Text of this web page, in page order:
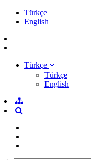
Türkçe
English
Türkçe
Türkçe
English